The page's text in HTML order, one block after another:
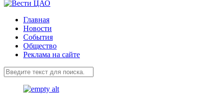
Главная
Новости
События
Общество
Реклама на сайте